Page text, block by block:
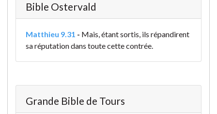
Bible Ostervald
Matthieu 9.31 - Mais, étant sortis, ils répandirent
sa réputation dans toute cette contrée.
Grande Bible de Tours